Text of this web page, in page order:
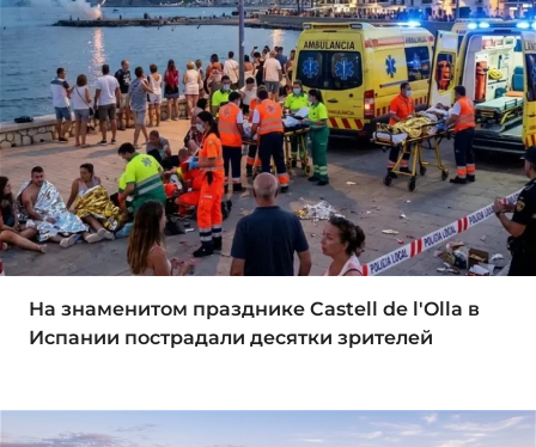
На знаменитом празднике Castell de l'Olla в
Испании пострадали десятки зрителей